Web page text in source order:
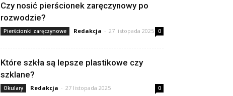
Czy nosić pierścionek zaręczynowy po
rozwodzie?
Pierścionki zaręczynowe Redakcja - 27 listopada 2025 0
Które szkła są lepsze plastikowe czy
szklane?
Okulary Redakcja - 27 listopada 2025 0